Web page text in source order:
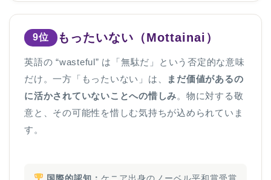
9位 もったいない（Mottainai）
英語の “wasteful” は「無駄だ」という否定的な意味
だけ。一方「もったいない」は、
まだ価値があるの
に活かされていないことへの惜しみ。物に対する敬
意と、その可能性を惜しむ気持ちが込められていま
す。
国際的認知： ケニア出身のノーベル平和賞受賞